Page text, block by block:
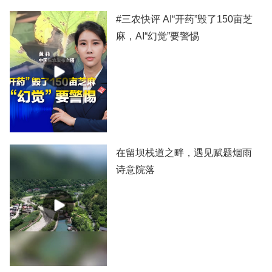
#三农快评 AI“开药”毁了150亩芝
麻，AI“幻觉”要警惕
在留坝栈道之畔，遇见赋题烟雨
诗意院落